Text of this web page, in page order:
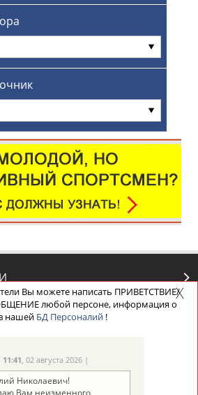
НАШИ КНОПКИ
Вы можете написать ПРИВЕТСТВИЕ/
любой персоне, информация о
нашей БД Персоналий!
11:41, 02 августа 2026 |
Николаевич!
Вам неизменного